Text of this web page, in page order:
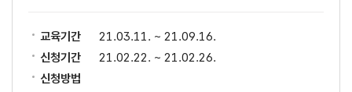
교육기간
21.03.11. ~ 21.09.16.
신청기간
21.02.22. ~ 21.02.26.
신청방법